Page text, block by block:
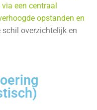
een centraal
opstanden en
overzichtelijk en